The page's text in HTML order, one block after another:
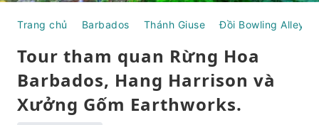
Trang chủ Barbados Thánh Giuse Đồi Bowling Alley
Tour tham quan Rừng Hoa
Barbados, Hang Harrison và
Xưởng Gốm Earthworks.